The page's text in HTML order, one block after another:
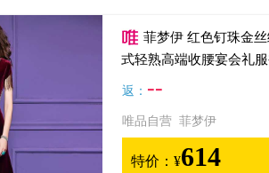
菲梦伊 红色钉珠金
式轻熟高端收腰宴会礼
返： --
唯品自营 菲梦伊
特价： ¥614